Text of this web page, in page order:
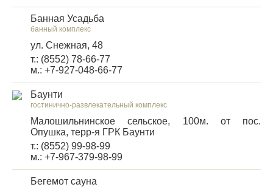
Банная Усадьба
банный комплекс
ул. Снежная, 48
т.: (8552) 78-66-77
м.: +7-927-048-66-77
Баунти
гостинично-развлекательный комплекс
Малошильнинское сельское, 100м. от пос.
Опушка, терр-я ГРК Баунти
т.: (8552) 99-98-99
м.: +7-967-379-98-99
Бегемот сауна